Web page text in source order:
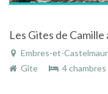
Les Gites de
Embres-et-Castelmaure (15
Gîte
4 chambres